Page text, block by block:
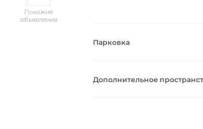
Похожие
объявления
Парковка
Дополнительное